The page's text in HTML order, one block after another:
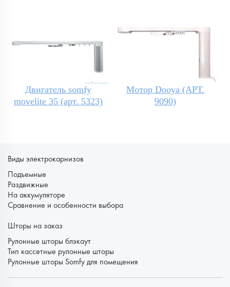
Двигатель somfy
movelite 35 (арт. 5323)
Мотор Dooya (АРТ.
9090)
Виды электрокарнизов
Подъемные
Раздвижные
На аккумуляторе
Сравнение и особенности выбора
Шторы на заказ
Рулонные шторы блэкаут
Тип кассетные рулонные шторы
Рулонные шторы Somfy для помещения